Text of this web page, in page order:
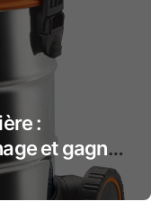
:
et gagnez